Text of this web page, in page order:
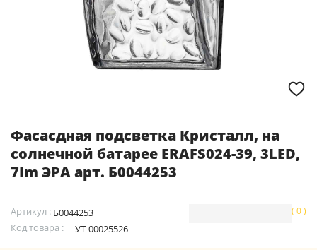
Фасасдная подсветка Кристалл, на
солнечной батарее ERAFS024-39, 3LED,
7Im ЭРА арт. Б0044253
Артикул : Б0044253
Код товара :
УТ-00025526
( 0 )